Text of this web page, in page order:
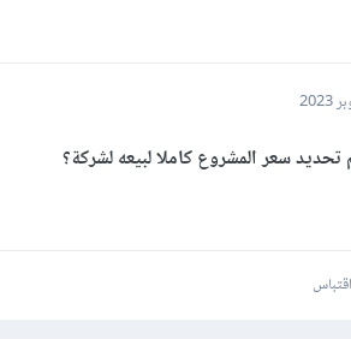
سعر المشروع كاملا لبيعه لشركة؟
اقتباس